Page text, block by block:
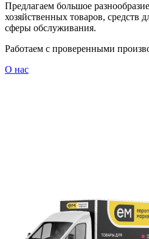
Предлагаем большое
хозяйственных товаров, средств
сферы обслуживания.
Работаем с проверенными
О нас